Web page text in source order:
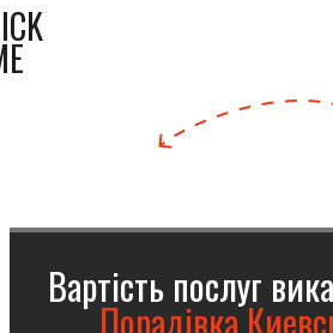
Вартість послуг
Порадівка